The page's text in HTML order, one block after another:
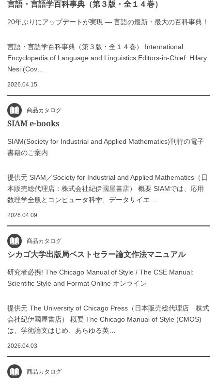
言語・言語学百科事典（第３版・全１４巻）
20年ぶりにアップデートが実現 ― 言語の最新・最大の百科事典！
言語・言語学百科事典（第３版・全１４巻） International
Encyclopedia of Language and Linguistics Editors-in-Chief: Hilary
Nesi (Cov…
2026.04.15
商品カタログ
SIAM e-books
SIAM(Society for Industrial and Applied Mathematics)刊行の電子
書籍のご案内
提供元 SIAM／Society for Industrial and Applied Mathematics（日
本販売総代理店：株式会社紀伊國屋書店） 概要 SIAMでは、応用
数理学全般とコンピュータ科学、データサイエ…
2026.04.09
商品カタログ
シカゴ大学出版局ベストセラー論文作法マニュアル
研究者必携! The Chicago Manual of Style / The CSE Manual:
Scientific Style and Format Online オンライン
提供元 The University of Chicago Press（日本販売総代理店 株式
会社紀伊國屋書店） 概要 The Chicago Manual of Style (CMOS)
は、学術論文はじめ、あらゆる英…
2026.04.03
商品カタログ